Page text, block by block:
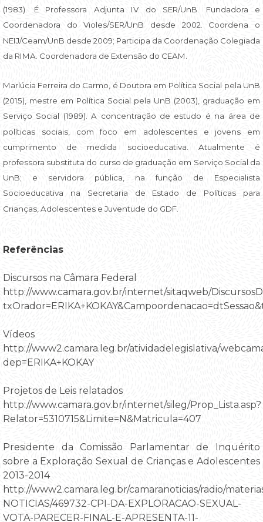
(1983). É Professora Adjunta IV do SER/UnB. Fundadora e
Coordenadora do Violes/SER/UnB desde 2002. Coordena o
NEIJ/Ceam/UnB desde 2009; Participa da Coordenação Colegiada
da RIMA. Coordenadora de Extensão do CEAM.
Marlúcia Ferreira do Carmo, é Doutora em Política Social pela UnB
(2015), mestre em Política Social pela UnB (2003), graduação em
Serviço Social (1989). A concentração de estudo é na área de
políticas sociais, com foco em adolescentes e jovens em
cumprimento de medida socioeducativa. Atualmente é
professora substituta do curso de graduação em Serviço Social da
UnB; e servidora pública, na função de Especialista
Socioeducativa na Secretaria de Estado de Políticas para
Crianças, Adolescentes e Juventude do GDF.
Referências
Discursos na Câmara Federal
http://www.camara.gov.br/internet/sitaqweb/
Vídeos
http://www2.camara.leg.br/atividadelegislativa/
dep=ERIKA+KOKAY
Projetos de Leis relatados
http://www.camara.gov.br/internet/sileg/Prop_Lista.asp?
Relator=5310715&Limite=N&Matricula=407
Presidente da Comissão Parlamentar de Inquérito
sobre a Exploração Sexual de Crianças e Adolescentes
2013-2014
http://www2.camara.leg.br/camaranoticias/radio/
NOTICIAS/469732-CPI-DA-EXPLORACAO-SEXUAL-
VOTA-PARECER-FINAL-E-APRESENTA-11-